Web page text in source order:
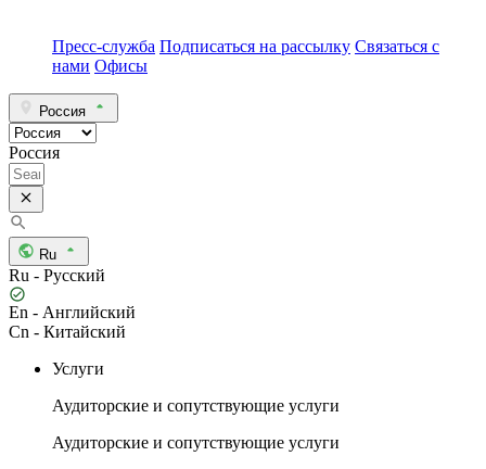
Пресс-служба Подписаться на рассылку Связаться с
нами Офисы
Россия
Россия
Ru
Ru - Русский
En - Английский
Cn - Китайский
Услуги
Аудиторские и сопутствующие услуги
Аудиторские и сопутствующие услуги